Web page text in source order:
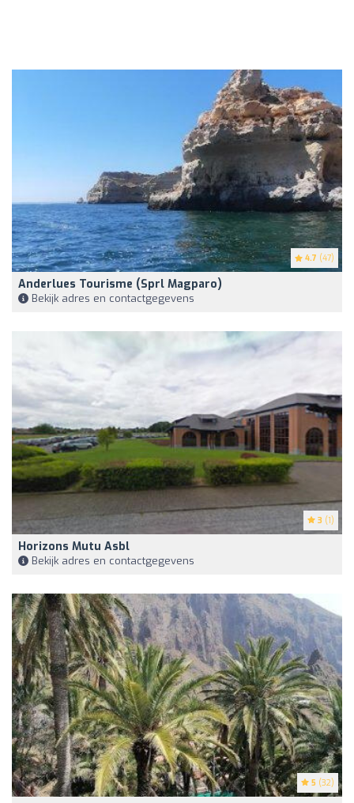
4.7 (47)
Anderlues Tourisme (Sprl Magparo)
Bekijk adres en contactgegevens
3 (1)
Horizons Mutu Asbl
Bekijk adres en contactgegevens
5 (32)